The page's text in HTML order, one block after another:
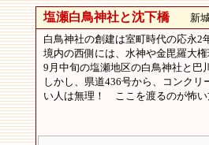
塩瀬白鳥神社と沈下橋新城市
白鳥神社の創建は室町時代の応永2
境内の西側には、水神や金毘羅大
9月中旬の塩瀬地区の白鳥神社と巴
しかし、県道436号から、コンク
い人は無理！ ここを渡るのが怖